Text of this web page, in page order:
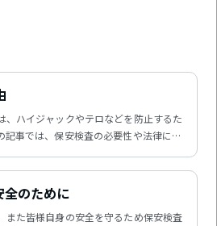
、ハイジャックやテロなどを防止するた
記事では、保安検査の必要性や法律に基
全のために
また皆様自身の安全を守るため保安検査